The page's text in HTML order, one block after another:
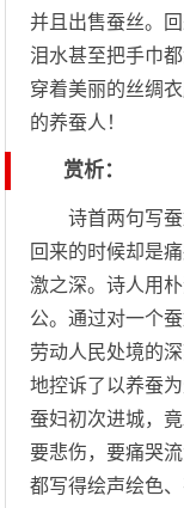
并且出售蚕丝。
泪水甚至把手巾
穿着美丽的丝绸
的养蚕人！
赏析：
诗首两句写蚕
回来的时候却是
激之深。诗人用
公。通过对一个
劳动人民处境的
地控诉了以养蚕
蚕妇初次进城，
要悲伤，要痛哭
都写得绘声绘色